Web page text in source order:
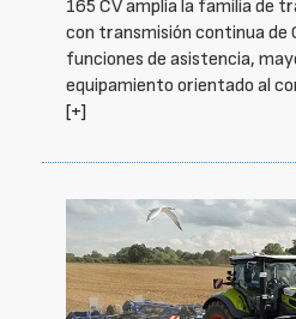
165 CV amplía la familia de
con transmisión continua de
funciones de asistencia,
equipamiento orientado al
[+]